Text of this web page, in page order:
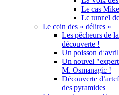
Le cas
Le tunnel
Le coin des « délires »
Les pêcheurs de
découverte !
Un poisson
Un nouvel
M. Osmanagic !
Découverte
des pyramides